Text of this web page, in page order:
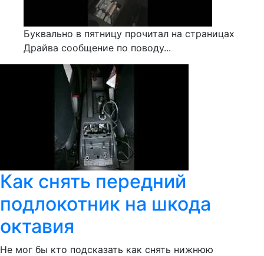
Буквально в пятницу прочитал на страницах
Драйва сообщение по поводу...
Как снять передний
подлокотник на шкода
октавия
Не мог бы кто подсказать как снять нижнюю